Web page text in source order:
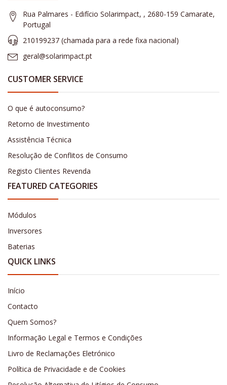
Rua Palmares - Edifício Solarimpact, , 2680-159 Camarate,
Portugal
210199237 (​chamada para a rede fixa nacional)
geral@solarimpact.pt
CUSTOMER SERVICE
O que é autoconsumo?
Retorno de Investimento
Assistência Técnica
Resolução de Conflitos de Consumo
Registo Clientes Revenda
FEATURED CATEGORIES
Módulos
Inversores
Baterias
QUICK LINKS
Início
Contacto
Quem Somos?
Informação Legal e Termos e Condições
Livro de Reclamações Eletrónico
Política de Privacidade e de Cookies